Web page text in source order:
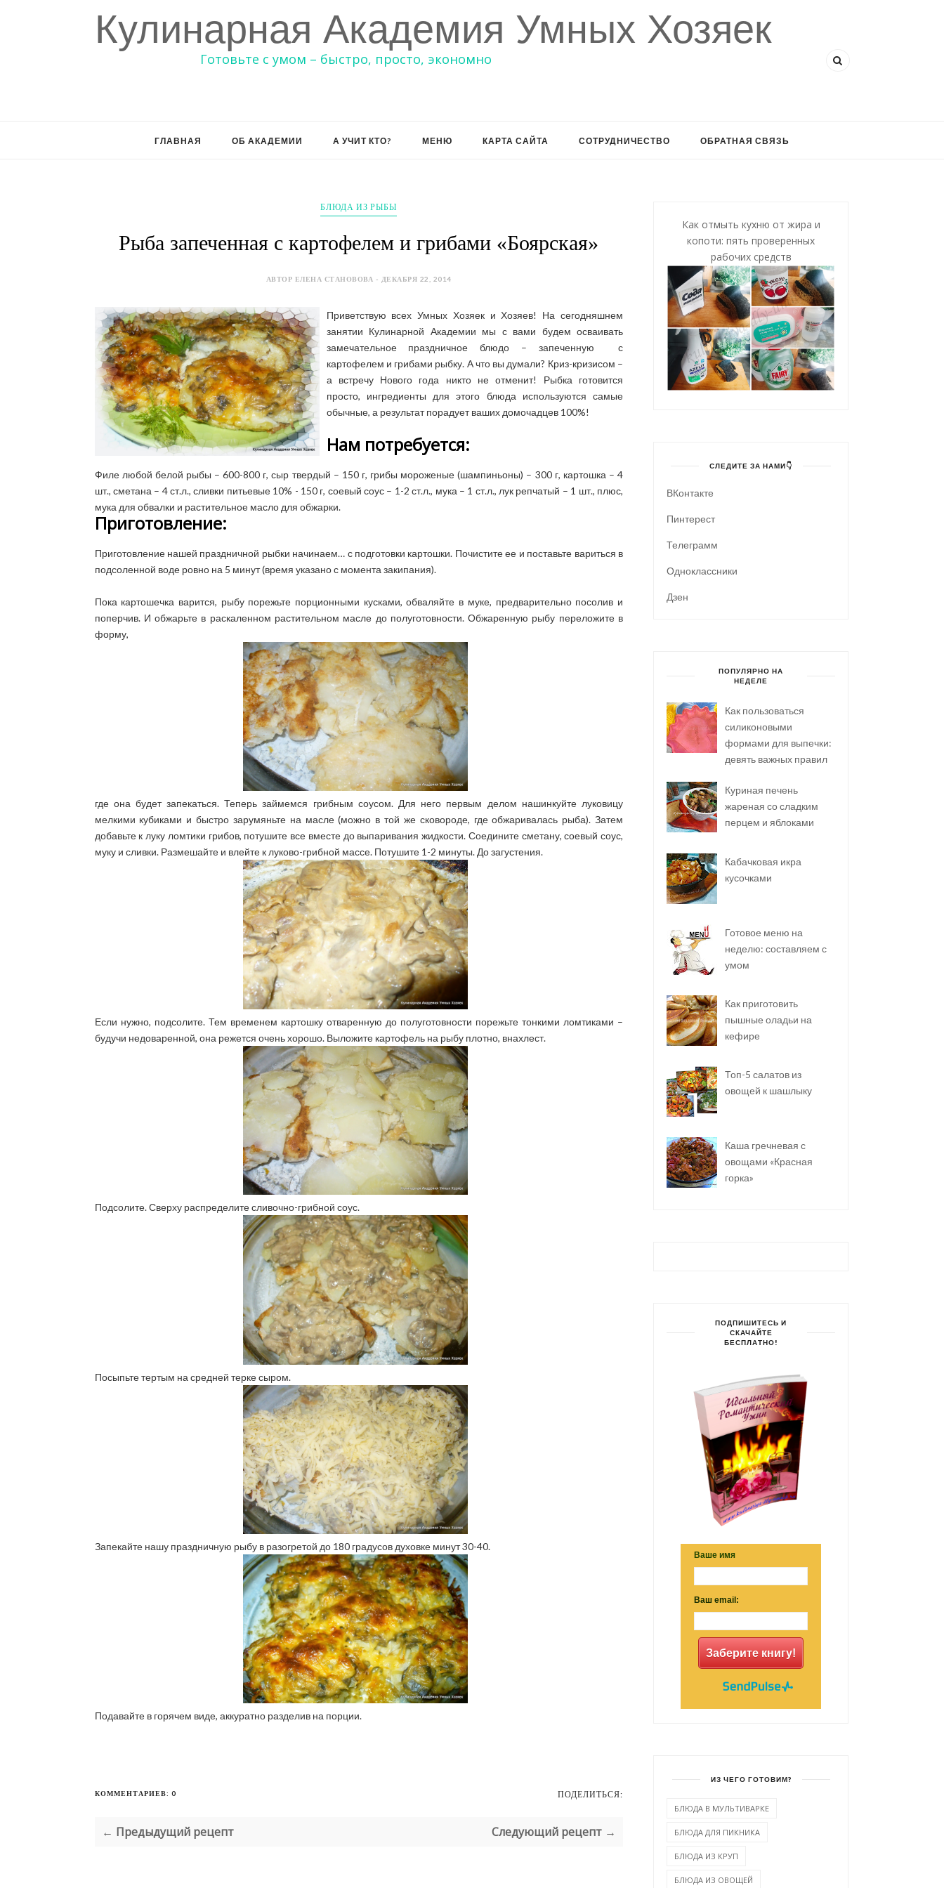
Кулинарная Академия Умных Хозяек
Готовьте с умом – быстро, просто, экономно
ГЛАВНАЯ ОБ АКАДЕМИИ А УЧИТ КТО? МЕНЮ КАРТА САЙТА СОТРУДНИЧЕСТВО ОБРАТНАЯ СВЯЗЬ
БЛЮДА ИЗ РЫБЫ
Рыба запеченная с картофелем и грибами «Боярская»
АВТОР ЕЛЕНА СТАНОВОВА - ДЕКАБРЯ 22, 2014
Приветствую всех Умных Хозяек и Хозяев! На сегодняшнем
занятии Кулинарной Академии мы с вами будем осваивать
замечательное праздничное блюдо – запеченную с
картофелем и грибами рыбку. А что вы думали? Криз-кризисом –
а встречу Нового года никто не отменит! Рыбка готовится
просто, ингредиенты для этого блюда используются самые
обычные, а результат порадует ваших домочадцев 100%!
Нам потребуется:
Филе любой белой рыбы – 600-800 г, сыр твердый – 150 г, грибы мороженые (шампиньоны) – 300 г, картошка – 4
шт., сметана – 4 ст.л., сливки питьевые 10% - 150 г, соевый соус – 1-2 ст.л., мука – 1 ст.л., лук репчатый – 1 шт., плюс,
мука для обвалки и растительное масло для обжарки.
Приготовление:
Приготовление нашей праздничной рыбки начинаем… с подготовки картошки. Почистите ее и поставьте вариться в
подсоленной воде ровно на 5 минут (время указано с момента закипания).
Пока картошечка варится, рыбу порежьте порционными кусками, обваляйте в муке, предварительно посолив и
поперчив. И обжарьте в раскаленном растительном масле до полуготовности. Обжаренную рыбу переложите в
форму,
где она будет запекаться. Теперь займемся грибным соусом. Для него первым делом нашинкуйте луковицу
мелкими кубиками и быстро зарумяньте на масле (можно в той же сковороде, где обжаривалась рыба). Затем
добавьте к луку ломтики грибов, потушите все вместе до выпаривания жидкости. Соедините сметану, соевый соус,
муку и сливки. Размешайте и влейте к луково-грибной массе. Потушите 1-2 минуты. До загустения.
Если нужно, подсолите. Тем временем картошку отваренную до полуготовности порежьте тонкими ломтиками –
будучи недоваренной, она режется очень хорошо. Выложите картофель на рыбу плотно, внахлест.
Подсолите. Сверху распределите сливочно-грибной соус.
Посыпьте тертым на средней терке сыром.
Запекайте нашу праздничную рыбу в разогретой до 180 градусов духовке минут 30-40.
Подавайте в горячем виде, аккуратно разделив на порции.
КОММЕНТАРИЕВ: 0 ПОДЕЛИТЬСЯ:
← Предыдущий рецепт Следующий рецепт →
Как отмыть кухню от жира и
копоти: пять проверенных
рабочих средств
СЛЕДИТЕ ЗА НАМИ👇
ВКонтакте
Пинтерест
Телеграмм
Одноклассники
Дзен
ПОПУЛЯРНО НА
НЕДЕЛЕ
Как пользоваться
силиконовыми
формами для выпечки:
девять важных правил
Куриная печень
жареная со сладким
перцем и яблоками
Кабачковая икра
кусочками
Готовое меню на
неделю: составляем с
умом
Как приготовить
пышные оладьи на
кефире
Топ-5 салатов из
овощей к шашлыку
Каша гречневая с
овощами «Красная
горка»
ПОДПИШИТЕСЬ И
СКАЧАЙТЕ
БЕСПЛАТНО!
Ваше имя
Ваш email:
Заберите книгу!
ИЗ ЧЕГО ГОТОВИМ?
БЛЮДА В МУЛЬТИВАРКЕ
БЛЮДА ДЛЯ ПИКНИКА
БЛЮДА ИЗ КРУП
БЛЮДА ИЗ ОВОЩЕЙ